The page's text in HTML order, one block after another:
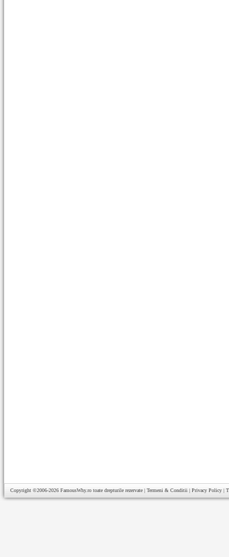
Copyright ©2006-2026 FamousWhy.ro toate drepturile rezervate | Termeni & Conditii | Privacy Policy |